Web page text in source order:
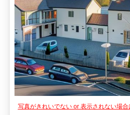
写真がきれいでない or 表示されない場
👎 NG！
中国内モンゴル自治区にある